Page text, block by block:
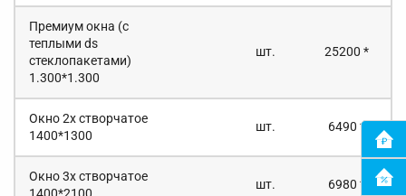
Премиум окна (с
теплыми ds
стеклопакетами)
1.300*1.300
шт. 25200 *
Окно 2х створчатое
1400*1300
шт. 6490 *
Окно 3х створчатое
шт. 6980 *